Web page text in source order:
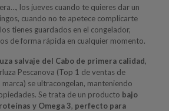
los jueves cuando te quieres dar un
cuando no te apetece complicarte
tienes guardados en el congelador,
de forma rápida en cualquier momento.
salvaje del Cabo de primera calidad,
Pescanova (Top 1 de ventas de
se ultracongelan, manteniendo
Se trata de un producto bajo
y Omega 3, perfecto para